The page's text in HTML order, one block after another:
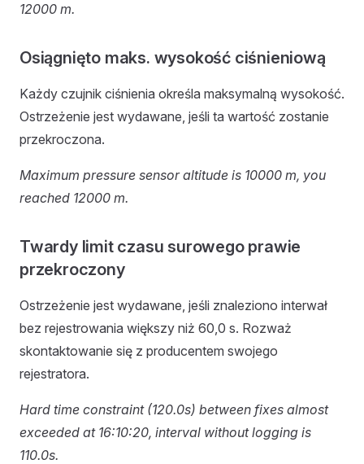
12000 m.
Osiągnięto maks. wysokość ciśnieniową
Każdy czujnik ciśnienia określa maksymalną wysokość.
Ostrzeżenie jest wydawane, jeśli ta wartość zostanie
przekroczona.
Maximum pressure sensor altitude is 10000 m, you
reached 12000 m.
Twardy limit czasu surowego prawie
przekroczony
Ostrzeżenie jest wydawane, jeśli znaleziono interwał
bez rejestrowania większy niż 60,0 s. Rozważ
skontaktowanie się z producentem swojego
rejestratora.
Hard time constraint (120.0s) between fixes almost
exceeded at 16:10:20, interval without logging is
110.0s.